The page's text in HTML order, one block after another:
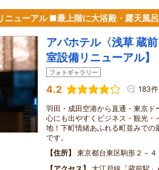
ューアル ■最上階に大浴殿・露天風呂
アパホテル〈浅草 蔵
室設備リニューアル】
フォトギャラリー
4.2 183件
羽田・成田空港から直通・東京ド
心にも出やすくビジネス・観光・
地！下町情緒あふれる町並みでの
です。
住所
東京都台東区駒形２－４